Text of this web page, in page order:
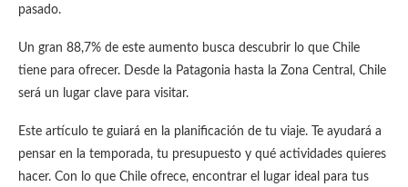
pasado.
Un gran 88,7% de este aumento busca descubrir lo que Chile
tiene para ofrecer. Desde la Patagonia hasta la Zona Central, Chile
será un lugar clave para visitar.
Este artículo te guiará en la planificación de tu viaje. Te ayudará a
pensar en la temporada, tu presupuesto y qué actividades quieres
hacer. Con lo que Chile ofrece, encontrar el lugar ideal para tus